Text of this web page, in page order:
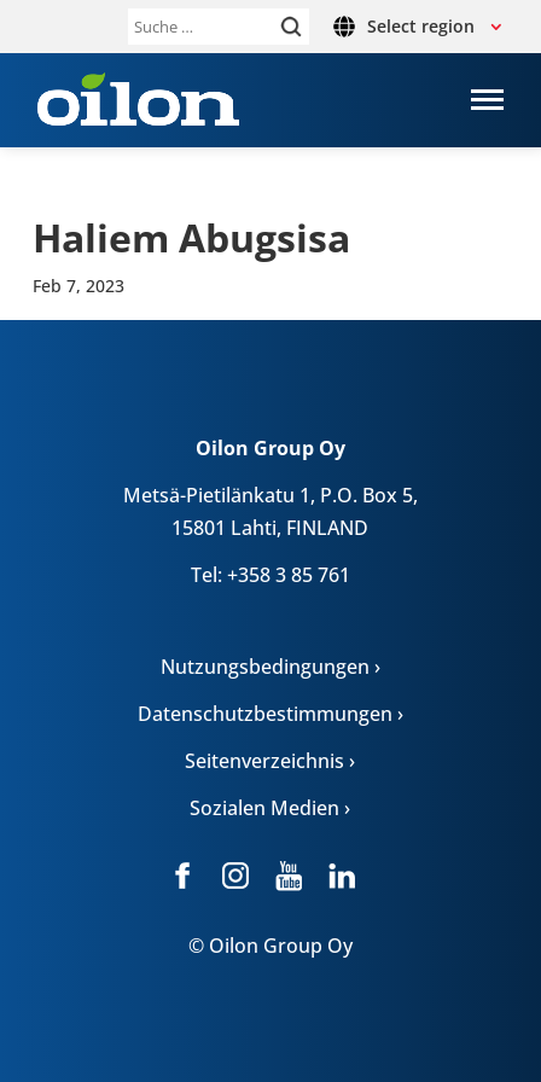
Suche Select region
Haliem Abugs­isa
Feb 7, 2023
Oilon Group Oy
Metsä-Pietilänkatu 1, P.O. Box 5,
15801 Lahti, FINLAND
Tel: +358 3 85 761
Nutzungsbedingungen ›
Datenschutzbestimmungen ›
Seitenverzeichnis ›
Sozialen Medien ›
© Oilon Group Oy